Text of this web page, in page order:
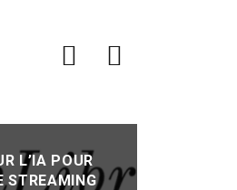
L’IA POUR
STREAMING